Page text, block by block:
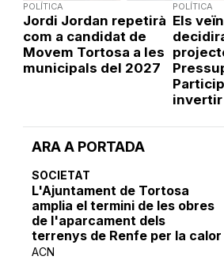
ARA A PORTADA
SOCIETAT
L'Ajuntament de Tortosa
amplia el termini de les obres
de l'aparcament dels
terrenys de Renfe per la calor
ACN
POLÍTICA
Jordi Jordan repetirà
com a candidat de
Movem Tortosa a les
municipals del 2027
POLÍTICA
Els